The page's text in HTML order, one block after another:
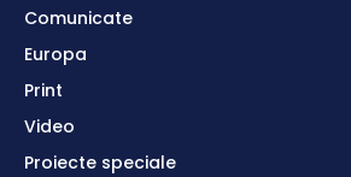
Comunicate
Europa
Print
Video
Proiecte speciale